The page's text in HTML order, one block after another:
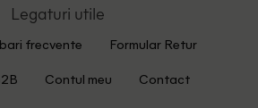
Legaturi utile
frecvente Formular Retur
Contul meu Contact